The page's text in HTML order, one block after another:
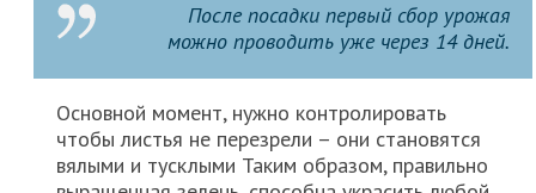
После посадки первый сбор урожая
можно проводить уже через 14 дней.
Основной момент, нужно контролировать
чтобы листья не перезрели – они становятся
вялыми и тусклыми Таким образом, правильно